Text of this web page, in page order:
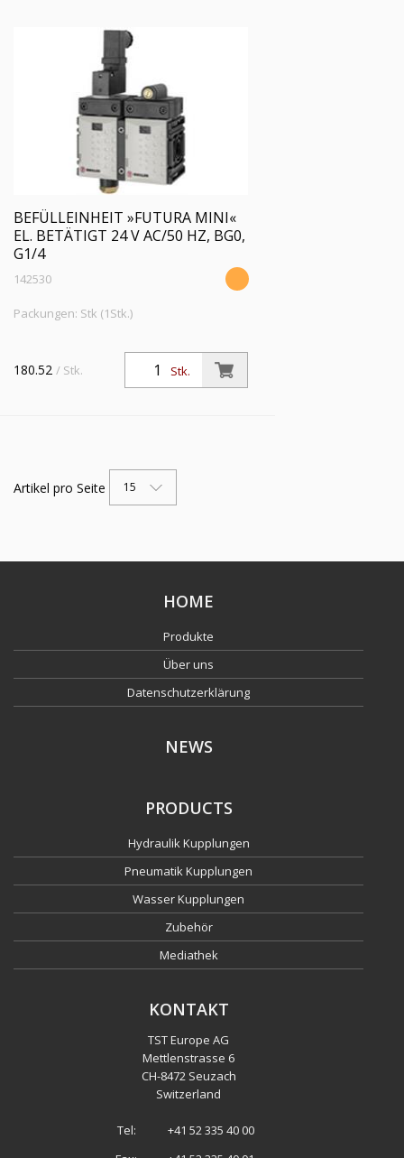
BEFÜLLEINHEIT »FUTURA MINI«
EL. BETÄTIGT 24 V AC/50 HZ, BG0,
G1/4
142530
Packungen: Stk (1Stk.)
Stk.
180.52 / Stk.
Artikel pro Seite 15
HOME
Produkte
Über uns
Datenschutzerklärung
NEWS
PRODUCTS
Hydraulik Kupplungen
Pneumatik Kupplungen
Wasser Kupplungen
Zubehör
Mediathek
KONTAKT
TST Europe AG
Mettlenstrasse 6
CH-8472 Seuzach
Switzerland
Tel:
+41 52 335 40 00